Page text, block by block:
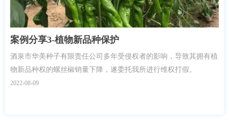
案例分享3-植物新品种保护
酒泉市华美种子有限责任公司多年受侵权者的影响，导致其拥有植
物新品种权的螺丝椒销量下降，遂委托我所进行维权打假。
2022-08-09